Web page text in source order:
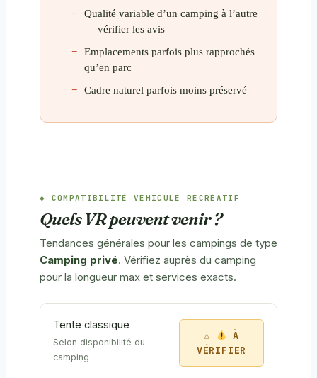
Qualité variable d’un camping à l’autre
— vérifier les avis
Emplacements parfois plus rapprochés
qu’en parc
Cadre naturel parfois moins préservé
COMPATIBILITÉ VÉHICULE RÉCRÉATIF
Quels VR peuvent venir ?
Tendances générales pour les campings de type
Camping privé. Vérifiez auprès du camping
pour la longueur max et services exacts.
Tente classique
Selon disponibilité du
camping
À
VÉRIFIER